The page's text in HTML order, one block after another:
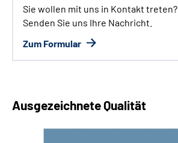
Sie wollen mit uns in Kontakt treten?
Senden Sie uns Ihre Nachricht.
Zum Formular
Ausgezeichnete Qualität